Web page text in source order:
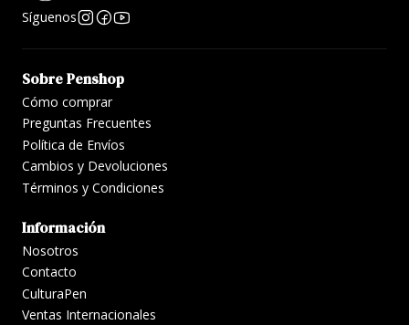
Síguenos
Sobre Penshop
Cómo comprar
Preguntas Frecuentes
Política de Envíos
Cambios y Devoluciones
Términos y Condiciones
Información
Nosotros
Contacto
CulturaPen
Ventas Internacionales